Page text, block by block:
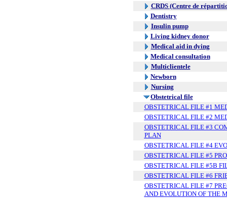
CRDS (Centre de
Dentistry
Insulin pump
Living kidney donor
Medical aid in dying
Medical consultation
Multiclientele
Newborn
Nursing
Obstetrical file
OBSTETRICAL FILE #1
OBSTETRICAL FILE #2
OBSTETRICAL FILE #3
PLAN
OBSTETRICAL FILE #4
OBSTETRICAL FILE #5
OBSTETRICAL FILE #5B
OBSTETRICAL FILE #6
OBSTETRICAL FILE #7
AND EVOLUTION OF THE